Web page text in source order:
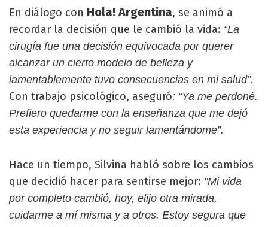
En diálogo con Hola! Argentina, se animó a
recordar la decisión que le cambió la vida: “La
cirugía fue una decisión equivocada por querer
alcanzar un cierto modelo de belleza y
lamentablemente tuvo consecuencias en mi salud”.
Con trabajo psicológico, aseguró: “Ya me perdoné.
Prefiero quedarme con la enseñanza que me dejó
esta experiencia y no seguir lamentándome”.
Hace un tiempo, Silvina habló sobre los cambios
que decidió hacer para sentirse mejor: "Mi vida
por completo cambió, hoy, elijo otra mirada,
cuidarme a mí misma y a otros. Estoy segura que